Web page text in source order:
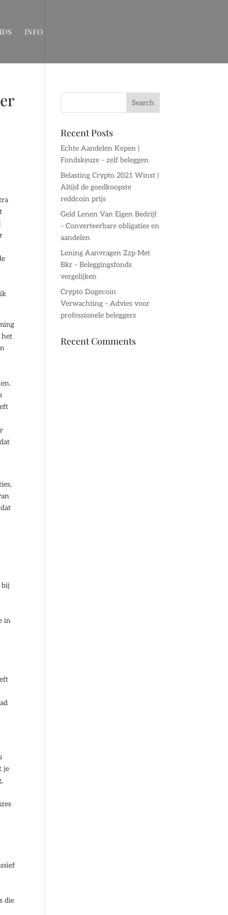
INFO
het
bij
in
je
die
Recent Posts
Echte Aandelen Kopen |
Fondskeuze – zelf beleggen
Belasting Crypto 2021 Winst |
Altijd de goedkoopste
reddcoin prijs
Geld Lenen Van Eigen Bedrijf
– Converteerbare obligaties en
aandelen
Lening Aanvragen Zzp Met
Bkr – Beleggingsfonds
vergelijken
Crypto Dogecoin
Verwachting – Advies voor
professionele beleggers
Recent Comments